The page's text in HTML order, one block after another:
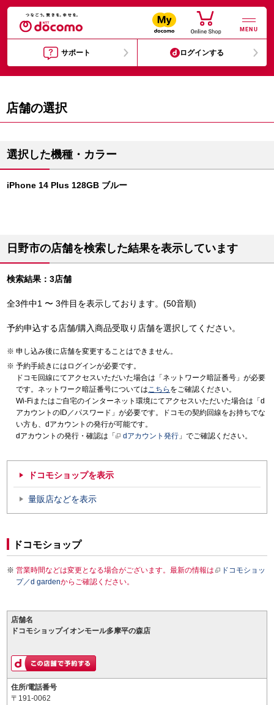
MENU
サポート ログインする
店舗の選択
選択した機種・カラー
iPhone 14 Plus 128GB ブルー
日野市の店舗を検索した結果を表示しています
検索結果：3店舗
全3件中1 〜 3件目を表示しております。(50音順)
予約申込する店舗/購入商品受取り店舗を選択してください。
申し込み後に店舗を変更することはできません。
予約手続きにはログインが必要です。
ドコモ回線にてアクセスいただいた場合は「ネットワーク暗証番号」が必要
です。ネットワーク暗証番号についてはこちら をご確認ください。
Wi-Fiまたはご自宅のインターネット環境にてアクセスいただいた場合は「d
アカウントのID／パスワード」が必要です。ドコモの契約回線をお持ちでな
い方も、dアカウントの発行が可能です。
dアカウントの発行・確認は「
dアカウント発行 」でご確認ください。
ドコモショップを表示
量販店などを表示
ドコモショップ
営業時間などは変更となる場合がございます。最新の情報は
ドコモショッ
プ／d gardenからご確認ください。
店舗名
ドコモショップイオンモール多摩平の森店
住所/電話番号
〒191-0062